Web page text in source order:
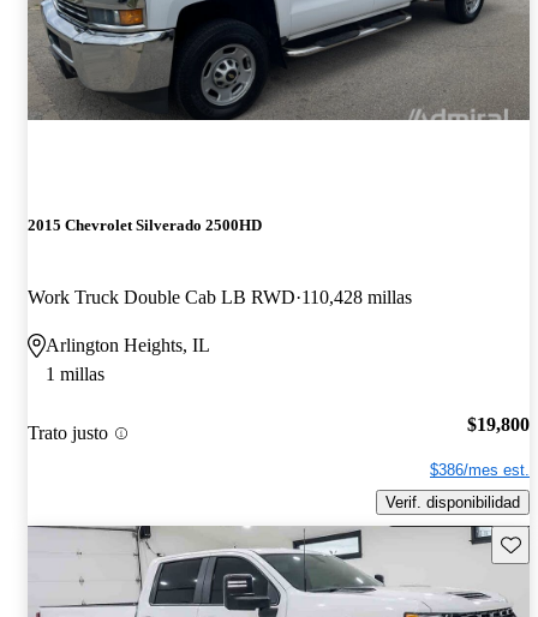
2015 Chevrolet Silverado 2500HD
Work Truck Double Cab LB RWD 110,428 millas
Arlington Heights, IL
1 millas
Trato justo $19,800
$386/mes est.
Verif. disponibilidad